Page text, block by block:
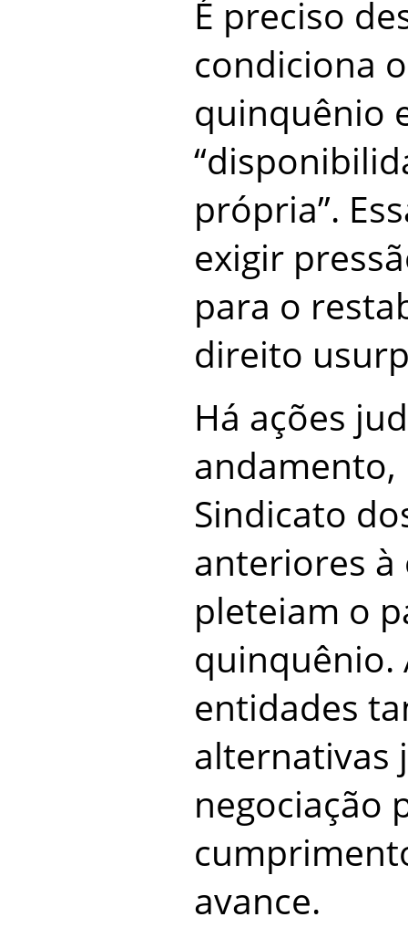
É preciso
condiciona
quinquênio
própria”.
exigir
para o
direito
Há ações
Sindicato
anteriores à
pleteiam o
quinquênio.
entidades
alternativas
negociação
avance.